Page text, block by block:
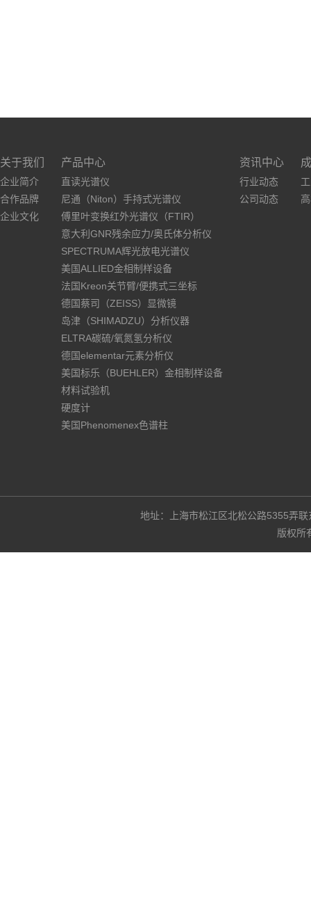
关于我们
企业简介
合作品牌
企业文化
产品中心
直读光谱仪
尼通（Niton）手持式光谱仪
傅里叶变换红外光谱仪（FTIR）
意大利GNR残余应力/奥氏体分析仪
SPECTRUMA辉光放电光谱仪
美国ALLIED金相制样设备
法国Kreon关节臂/便携式三坐标
德国蔡司（ZEISS）显微镜
岛津（SHIMADZU）分析仪器
ELTRA碳硫/氧氮氢分析仪
德国elementar元素分析仪
美国标乐（BUEHLER）金相制样设备
材料试验机
硬度计
美国Phenomenex色谱柱
资讯中心
行业动态
公司动态
地址：上海市松江区北松公路5355
版权所